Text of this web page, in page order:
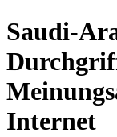
Saudi-
Internet